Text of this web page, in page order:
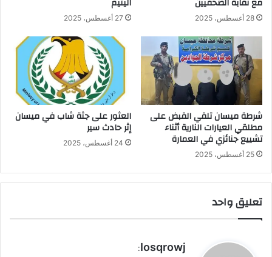
28 أغسطس، 2025 27 أغسطس، 2025
شرطة ميسان تلقي القبض على
مطلقي العيارات النارية أثناء
تشييع جنائزي في العمارة
25 أغسطس، 2025
العثور على جثة شاب في ميسان
إثر حادث سير
24 أغسطس، 2025
تعليق واحد
يIosqrowj
: